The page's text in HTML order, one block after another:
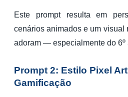
Este prompt resulta em
cenários animados e um visual
adoram — especialmente do 6º
Prompt 2: Estilo Pixel
Gamificação